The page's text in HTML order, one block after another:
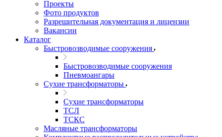
Проекты
Фото продуктов
Разрешительная документация и лицензии
Вакансии
Каталог
Быстровозводимые сооружения
Быстровозводимые сооружения
Пневмоангары
Сухие трансформаторы
Сухие трансформаторы
ТСЛ
ТСКС
Масляные трансформаторы